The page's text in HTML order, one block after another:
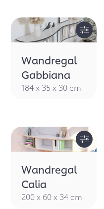
Wandregal
Gabbiana
184 x 35 x 30 cm
Wandregal
Calia
200 x 60 x 34 cm